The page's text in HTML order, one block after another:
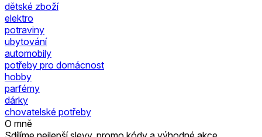
dětské zboží
elektro
potraviny
ubytování
automobily
potřeby pro domácnost
hobby
parfémy
dárky
chovatelské potřeby
O mně